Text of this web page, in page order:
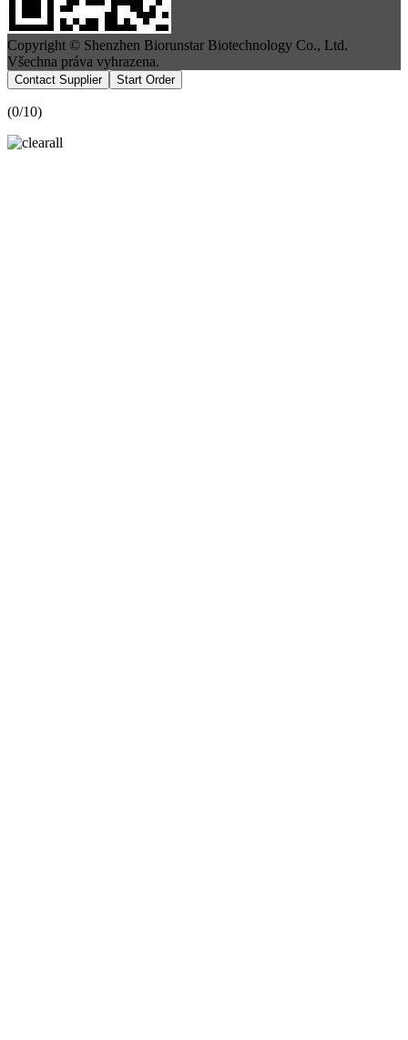
Copyright © Shenzhen Biorunstar Biotechnology Co., Ltd.
Všechna práva vyhrazena.
Contact Supplier Start Order
(0/10)